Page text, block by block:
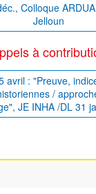
Colloque
Jelloun
à
avril : "Preuve,
/
JE INHA /DL 31